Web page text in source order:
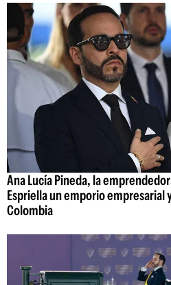
Ana Lucía Pineda, la
Espriella un emporio empresarial
Colombia